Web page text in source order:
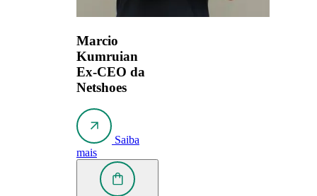
Marcio
Kumruian
Ex-CEO da
Netshoes
Saiba
mais